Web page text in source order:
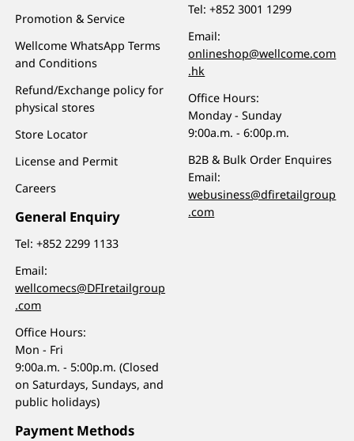
Promotion & Service
Wellcome WhatsApp Terms
and Conditions
Refund/Exchange policy for
physical stores
Store Locator
License and Permit
Careers
General Enquiry
Tel:+852 2299 1133
Email:
wellcomecs@DFIretailgroup
.com
Office Hours:
Mon - Fri
9:00a.m. - 5:00p.m. (Closed
on Saturdays, Sundays, and
public holidays)
Tel:+852 3001 1299
Email:
onlineshop@wellcome.com
.hk
Office Hours:
Monday - Sunday
9:00a.m. - 6:00p.m.
B2B & Bulk Order Enquires
Email:
webusiness@dfiretailgroup
.com
Payment Methods